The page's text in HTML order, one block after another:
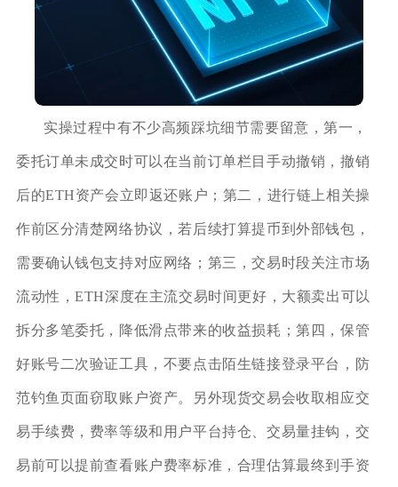
实操过程中有不少高频踩坑细节需要留意，第一，
委托订单未成交时可以在当前订单栏目手动撤销，撤销
后的ETH资产会立即返还账户；第二，进行链上相关操
作前区分清楚网络协议，若后续打算提币到外部钱包，
需要确认钱包支持对应网络；第三，交易时段关注市场
流动性，ETH深度在主流交易时间更好，大额卖出可以
拆分多笔委托，降低滑点带来的收益损耗；第四，保管
好账号二次验证工具，不要点击陌生链接登录平台，防
范钓鱼页面窃取账户资产。另外现货交易会收取相应交
易手续费，费率等级和用户平台持仓、交易量挂钩，交
易前可以提前查看账户费率标准，合理估算最终到手资